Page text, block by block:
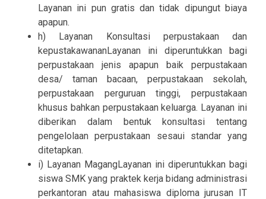
Layanan ini pun gratis dan tidak dipungut biaya
apapun.
h) Layanan Konsultasi perpustakaan dan
kepustakawananLayanan ini diperuntukkan bagi
perpustakaan jenis apapun baik perpustakaan
desa/ taman bacaan, perpustakaan sekolah,
perpustakaan perguruan tinggi, perpustakaan
khusus bahkan perpustakaan keluarga. Layanan ini
diberikan dalam bentuk konsultasi tentang
pengelolaan perpustakaan sesaui standar yang
ditetapkan.
i) Layanan MagangLayanan ini diperuntukkan bagi
siswa SMK yang praktek kerja bidang administrasi
perkantoran atau mahasiswa diploma jurusan IT